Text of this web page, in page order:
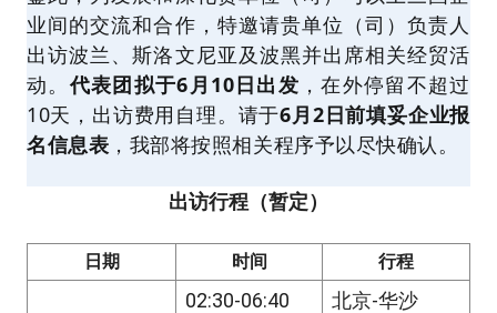
业间的交流和合作，特邀请贵单位（司）负责人
出访波兰、斯洛文尼亚及波黑并出席相关经贸活
动。代表团拟于6月10日出发 ，在外停留不超过
10天，出访费用自理。请于6月2日前填妥企业报
名信息表 ，我部将按照相关程序予以尽快确认。
出访行程（暂定）
日期 时间 行程
02:30-06:40 北京-华沙